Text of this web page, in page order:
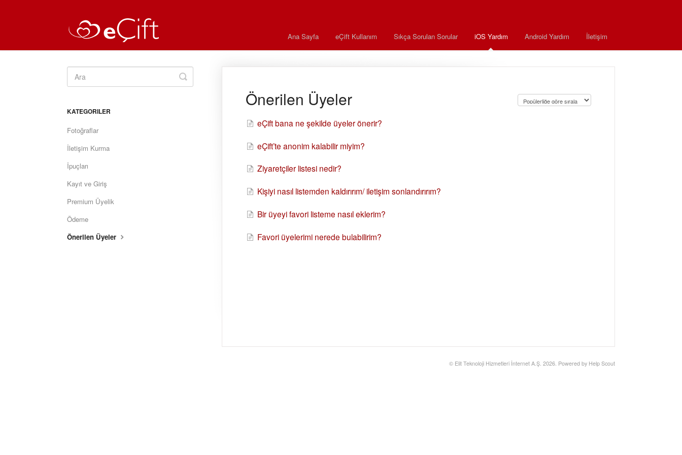
Ana Sayfa eÇift Kullanım Sıkça Sorulan Sorular iOS Yardım Android Yardım İletişim
Önerilen Üyeler
eÇift bana ne şekilde üyeler önerir?
eÇift’te anonim kalabilir miyim?
Ziyaretçiler listesi nedir?
Kişiyi nasıl listemden kaldırırım/ iletişim sonlandırırım?
Bir üyeyi favori listeme nasıl eklerim?
Favori üyelerimi nerede bulabilirim?
Toggle
Search
KATEGORILER
Fotoğraflar
İletişim Kurma
İpuçları
Kayıt ve Giriş
Premium Üyelik
Ödeme
Önerilen Üyeler
© Elit Teknoloji Hizmetleri İnternet A.Ş. 2026. Powered by Help Scout